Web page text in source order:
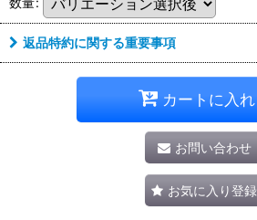
返品特約に関する重要事項
カートに入
お問い合わせ
お気に入り登録